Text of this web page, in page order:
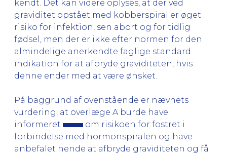
kendt. Det kan videre oplyses, at der ved
graviditet opstået med kobberspiral er øget
risiko for infektion, sen abort og for tidlig
fødsel, men der er ikke efter normen for den
almindelige anerkendte faglige standard
indikation for at afbryde graviditeten, hvis
denne ender med at være ønsket.
På baggrund af ovenstående er nævnets
vurdering, at overlæge A burde have
informeret
om risikoen for fostret i
forbindelse med hormonspiralen og have
anbefalet hende at afbryde graviditeten og få